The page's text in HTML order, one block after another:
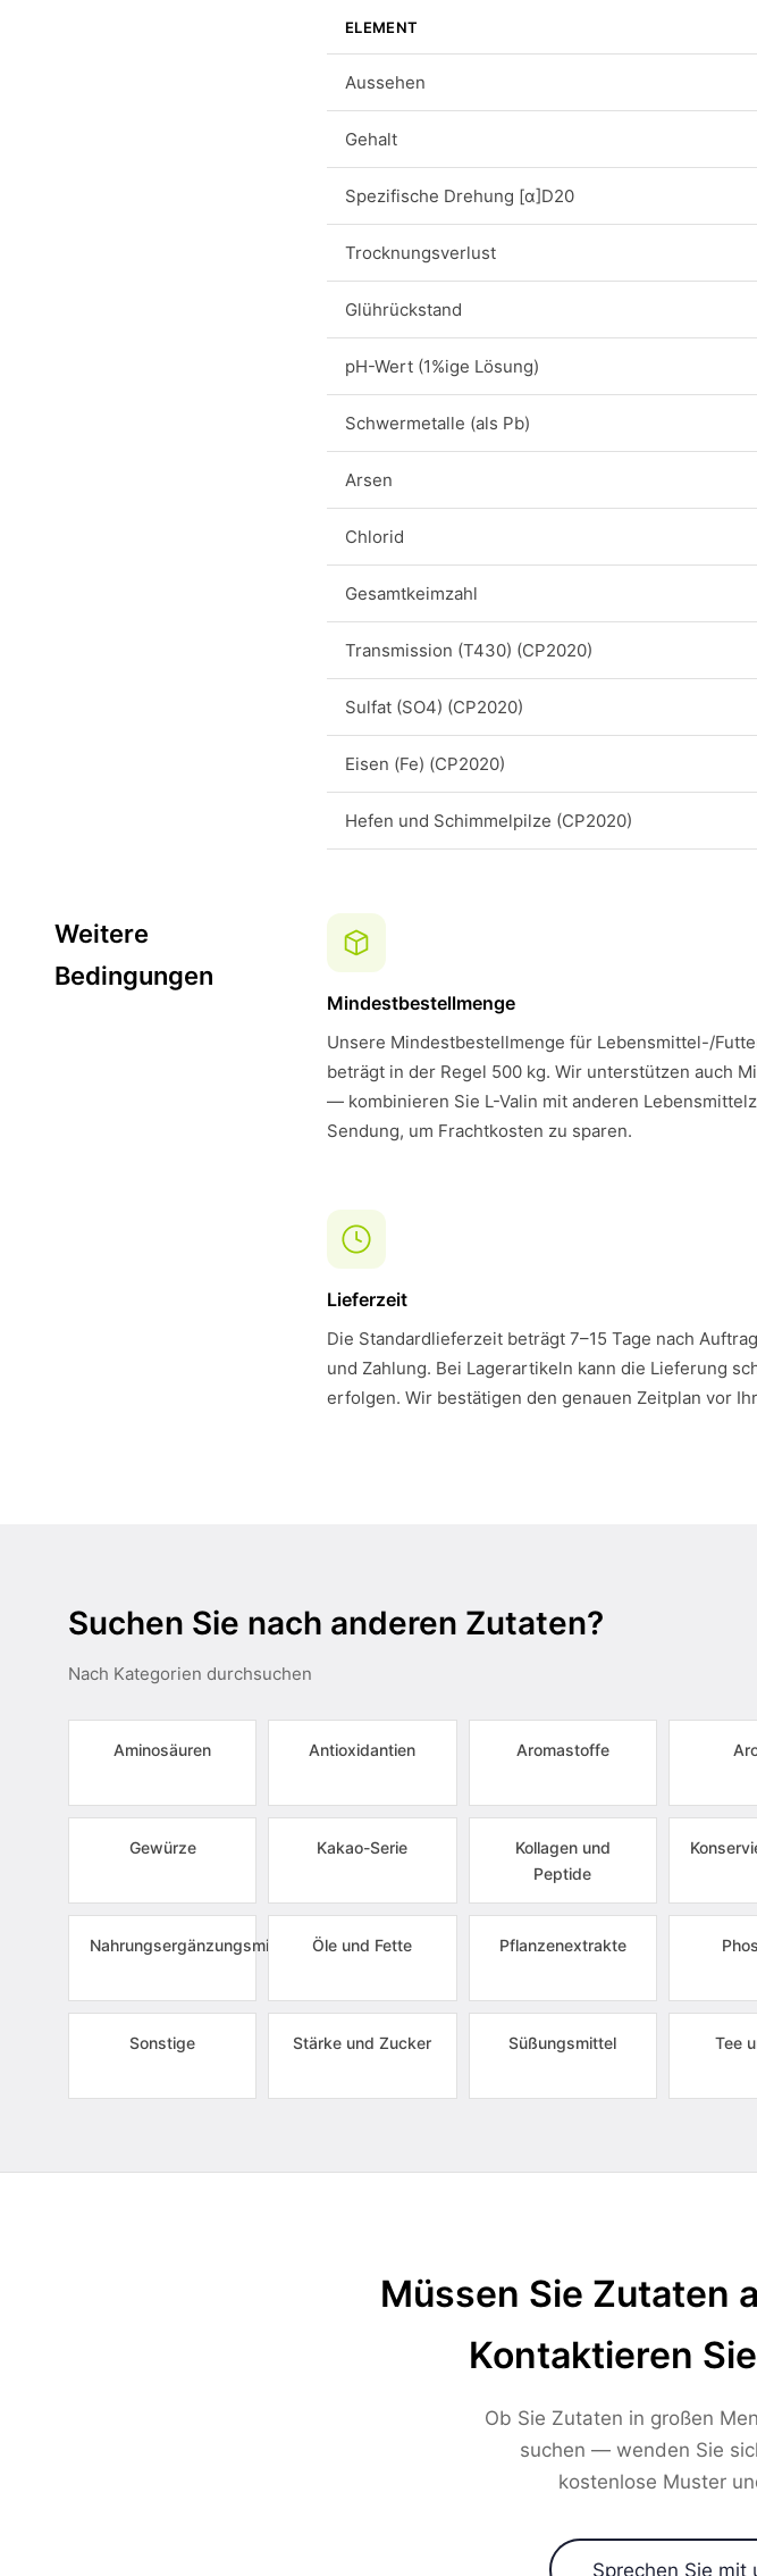
ELEMENT
Aussehen
Gehalt
Spezifische Drehung [α]D20
Trocknungsverlust
Glührückstand
pH-Wert (1%ige Lösung)
Schwermetalle (als Pb)
Arsen
Chlorid
Gesamtkeimzahl
Transmission (T430) (CP2020)
Sulfat (SO4) (CP2020)
Eisen (Fe) (CP2020)
Hefen und Schimmelpilze (CP2020)
Weitere
Bedingungen
Mindestbestellmenge
Unsere Mindestbestellmenge für Lebensmittel-/
beträgt in der Regel 500 kg. Wir unterstützen auch
— kombinieren Sie L-Valin mit anderen
Sendung, um Frachtkosten zu sparen.
Lieferzeit
Die Standardlieferzeit beträgt 7–15 Tage nach
und Zahlung. Bei Lagerartikeln kann die Lieferung
erfolgen. Wir bestätigen den genauen Zeitplan vor
Suchen Sie nach anderen Zutaten?
Nach Kategorien durchsuchen
Aminosäuren Antioxidantien Aromastoffe
Gewürze Kakao-Serie
Kollagen und
Peptide
Nahrungsergänzungsmittel Öle und Fette Pflanzenextrakte
Sonstige Stärke und Zucker Süßungsmittel Tee
Müssen Sie Zutaten
Kontaktieren
Ob Sie Zutaten in großen
suchen — wenden Sie
kostenlose Muster
Sprechen Sie mit